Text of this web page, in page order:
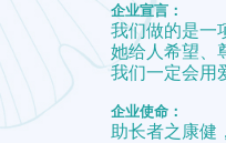
企业宣言：
我们做的是一
她给人希望、
我们一定会用
企业使命：
助长者之康健